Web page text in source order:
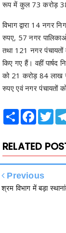
रुपए, 57 नगर
तथा 121 नगर पंचायतों
किए गए हैं। वहीं
को 21 करोड़ 84 लाख
रुपए एवं नगर पंचायतों
ShareFacebook
RELATED
Previous